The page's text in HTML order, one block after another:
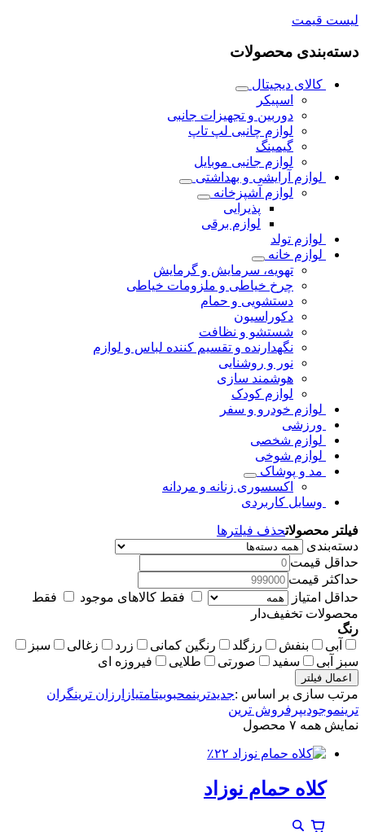
لیست قیمت
دسته‌بندی محصولات
کالای دیجیتال
اسپیکر
دوربین و تجهیزات جانبی
لوازم چانبی لپ تاپ
گیمینگ
لوازم جانبی موبایل
لوازم آرایشی و بهداشتی
لوازم آشپزخانه
پذیرایی
لوازم برقی
لوازم تولد
لوازم خانه
تهویه، سرمایش و گرمایش
چرخ خیاطی و ملزومات خیاطی
دستشویی و حمام
دکوراسیون
شستشو و نظافت
نگهدارنده و تقسیم کننده لباس و لوازم
نور و روشنایی
هوشمند سازی
لوازم کودک
لوازم خودرو و سفر
ورزشی
لوازم شخصی
لوازم شوخی
مد و پوشاک
اکسسوری زنانه و مردانه
وسایل کاربردی
فیلتر محصولاتحذف فیلترها
دسته‌بندی
حداقل قیمت
حداکثر قیمت
حداقل امتیاز
فقط کالاهای موجود
فقط
محصولات تخفیف‌دار
رنگ
آبی
بنفش رزگلد رنگین کمانی زرد زغالی
سبز
سبز آبی
سفید صورتی طلایی فیروزه ای
اعمال فیلتر
مرتب سازی بر اساس :جدیدترینمحبوبیتامتیاز ارزان ترینگران
ترینموجودیپرفروش ترین
نمایش همه ۷ محصول
٪۲۲
کلاه حمام نوزاد